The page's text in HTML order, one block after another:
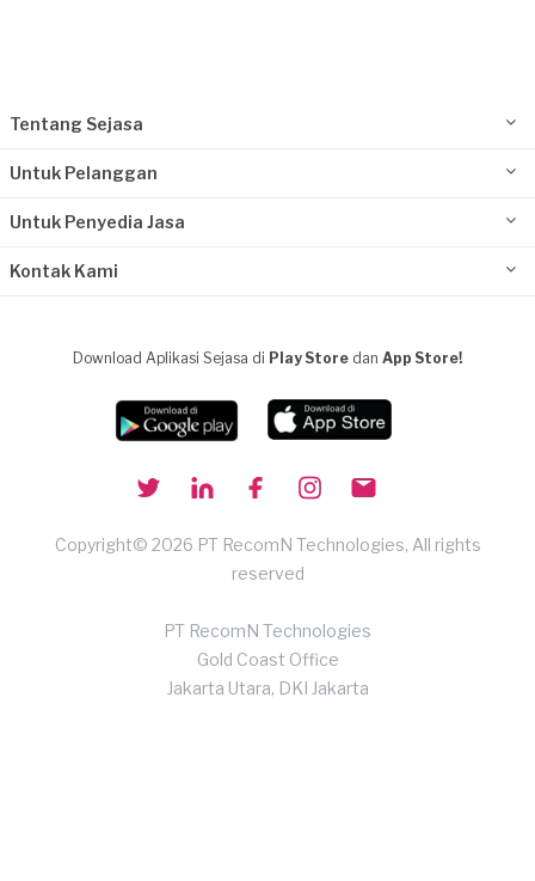
Tentang Sejasa
Untuk Pelanggan
Untuk Penyedia Jasa
Kontak Kami
Download Aplikasi Sejasa di Play Store dan App Store!
Copyright© 2026 PT RecomN Technologies, All rights
reserved
PT RecomN Technologies
Gold Coast Office
Jakarta Utara, DKI Jakarta